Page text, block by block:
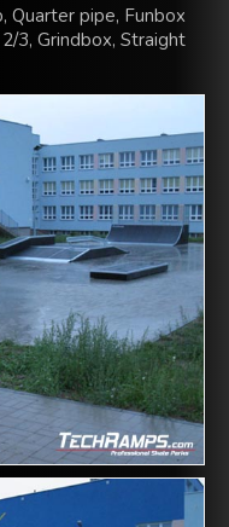
Quarter pipe, Funbox
3, Grindbox, Straight